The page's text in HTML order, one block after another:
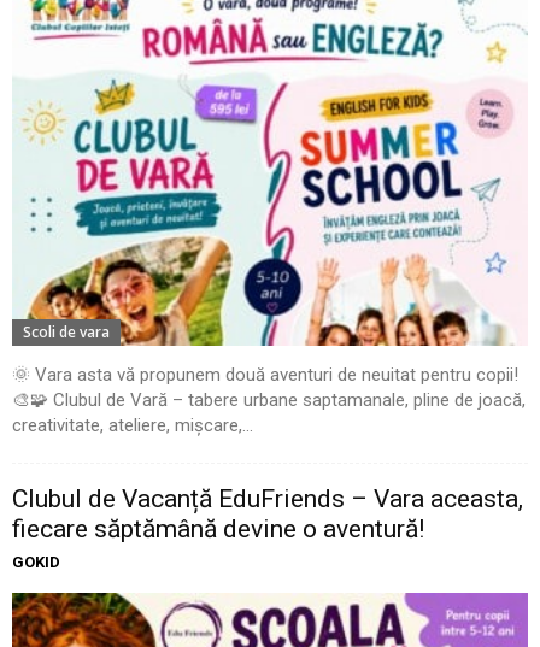
Scoli de vara
🌞 Vara asta vă propunem două aventuri de neuitat pentru copii!
🎨🧩 Clubul de Vară – tabere urbane saptamanale, pline de joacă,
creativitate, ateliere, mișcare,...
Clubul de Vacanță EduFriends – Vara aceasta,
fiecare săptămână devine o aventură!
GOKID